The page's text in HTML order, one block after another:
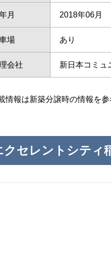
月 2018年06月
場 あり
会社 新日本コミュ
情報は新築分譲時の情報を参
クセレントシティ